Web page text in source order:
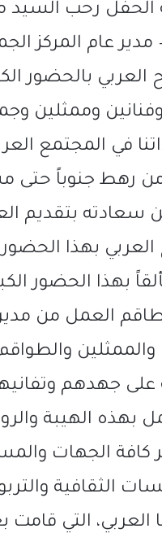
الحفل رحب
مدير عام المركز
العربي بالحضور
وممثلين
في المجتمع
رهط جنوباً حتى
سعادته بتقديم
بهذا الحضور
بهذا الحضور
العمل من
والممثلين
على جهدهم
بهذه الهيبة
كافة الجهات
الثقافية
العربي، التي قامت